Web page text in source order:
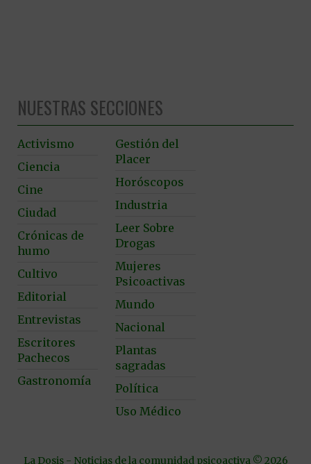
NUESTRAS SECCIONES
Activismo
Ciencia
Cine
Ciudad
Crónicas de
humo
Cultivo
Editorial
Entrevistas
Escritores
Pachecos
Gastronomía
Gestión del
Placer
Horóscopos
Industria
Leer Sobre
Drogas
Mujeres
Psicoactivas
Mundo
Nacional
Plantas
sagradas
Política
Uso Médico
La Dosis - Noticias de la comunidad psicoactiva © 2026